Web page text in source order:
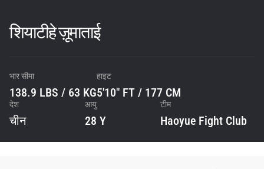
शियाटीहे ज़ूमाताई
भार सीमा
138.9 LBS / 63 KG
हाइट
5'10" FT / 177 CM
देश
चीन
आयु
28 Y
टीम
Haoyue Fight Club